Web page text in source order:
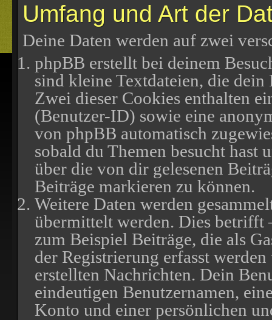
Umfang und Art der
Deine Daten werden auf zwei
phpBB erstellt bei deinem
sind kleine Textdateien, die
Zwei dieser Cookies enthalten
(Benutzer-ID) sowie eine
von phpBB automatisch
sobald du Themen besucht
über die von dir gelesenen
Beiträge markieren zu können.
Weitere Daten werden
übermittelt werden. Dies
zum Beispiel Beiträge, die als
der Registrierung erfasst
erstellten Nachrichten. Dein
eindeutigen Benutzernamen,
Konto und einer persönlichen